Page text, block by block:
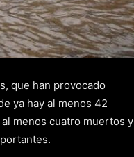
que han provocado
ya hay al menos 42
menos cuatro muertos y